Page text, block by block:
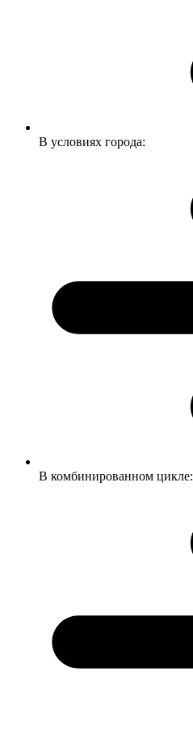
В условиях города:
В комбинированном цикле: